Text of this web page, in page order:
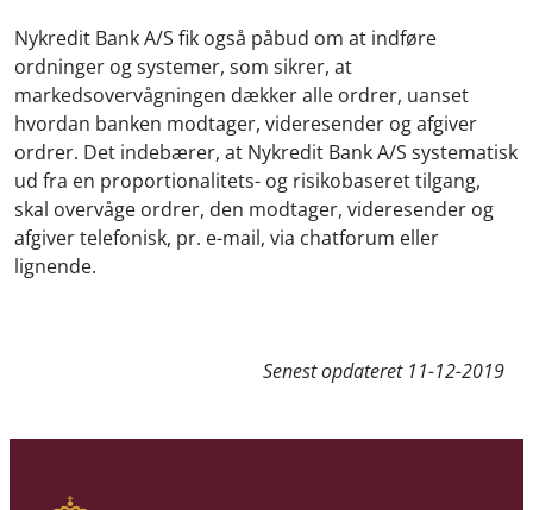
Nykredit Bank A/S fik også påbud om at indføre
ordninger og systemer, som sikrer, at
markedsovervågningen dækker alle ordrer, uanset
hvordan banken modtager, videresender og afgiver
ordrer. Det indebærer, at Nykredit Bank A/S systematisk
ud fra en proportionalitets- og risikobaseret tilgang,
skal overvåge ordrer, den modtager, videresender og
afgiver telefonisk, pr. e-mail, via chatforum eller
lignende.
Senest opdateret 11-12-2019